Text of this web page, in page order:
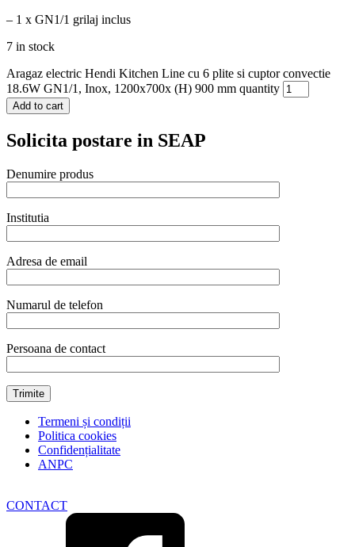
– 1 x GN1/1 grilaj inclus
7 in stock
Aragaz electric Hendi Kitchen Line cu 6 plite si cuptor convectie
18.6W GN1/1, Inox, 1200x700x (H) 900 mm quantity
Add to cart
Solicita postare in SEAP
Denumire produs
Institutia
Adresa de email
Numarul de telefon
Persoana de contact
Termeni și condiții
Politica cookies
Confidențialitate
ANPC
CONTACT